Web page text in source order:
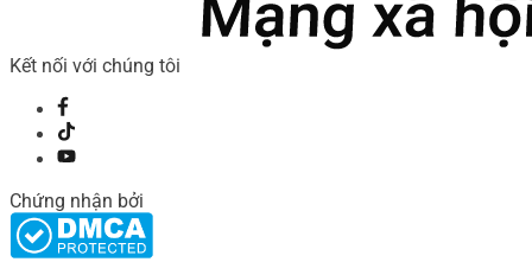
Kết nối với chúng tôi
Chứng nhận bởi